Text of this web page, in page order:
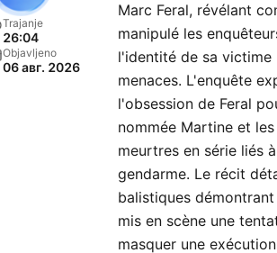
Trajanje
26:04
Objavljeno
06 авг. 2026
Marc Feral, révélant
manipulé les
l'identité de sa victime
menaces. L'enquête
l'obsession de Feral
nommée Martine et
meurtres en série liés
gendarme. Le récit
balistiques
mis en scène une
masquer une